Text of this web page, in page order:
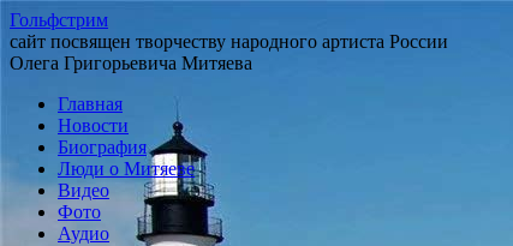
Гольфстрим
сайт посвящен творчеству народного артиста России
Олега Григорьевича Митяева
Главная
Новости
Биография
Люди о Митяеве
Видео
Фото
Аудио